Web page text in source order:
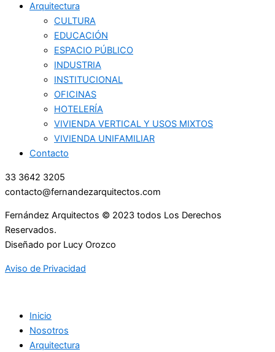
Arquitectura
CULTURA
EDUCACIÓN
ESPACIO PÚBLICO
INDUSTRIA
INSTITUCIONAL
OFICINAS
HOTELERÍA
VIVIENDA VERTICAL Y USOS MIXTOS
VIVIENDA UNIFAMILIAR
Contacto
33 3642 3205
contacto@fernandezarquitectos.com
Fernández Arquitectos © 2023 todos Los Derechos
Reservados.
Diseñado por Lucy Orozco
Aviso de Privacidad
Inicio
Nosotros
Arquitectura